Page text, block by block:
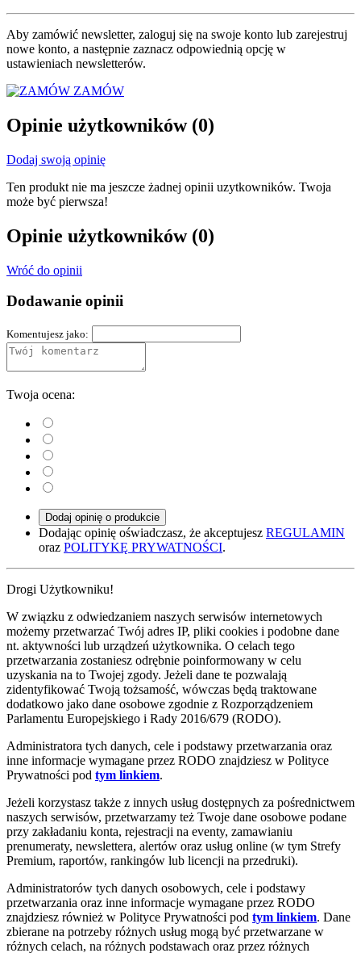
Aby zamówić newsletter, zaloguj się na swoje konto lub zarejestruj
nowe konto, a następnie zaznacz odpowiednią opcję w
ustawieniach newsletterów.
ZAMÓW
Opinie użytkowników (0)
Dodaj swoją opinię
Ten produkt nie ma jeszcze żadnej opinii uzytkowników. Twoja
może być pierwsza!
Opinie użytkowników (0)
Wróć do opinii
Dodawanie opinii
Komentujesz jako:
Twoja ocena:
Dodaj opinię o produkcie
Dodając opinię oświadczasz, że akceptujesz REGULAMIN
oraz POLITYKĘ PRYWATNOŚCI.
Drogi Użytkowniku!
W związku z odwiedzaniem naszych serwisów internetowych
możemy przetwarzać Twój adres IP, pliki cookies i podobne dane
nt. aktywności lub urządzeń użytkownika. O celach tego
przetwarzania zostaniesz odrębnie poinformowany w celu
uzyskania na to Twojej zgody. Jeżeli dane te pozwalają
zidentyfikować Twoją tożsamość, wówczas będą traktowane
dodatkowo jako dane osobowe zgodnie z Rozporządzeniem
Parlamentu Europejskiego i Rady 2016/679 (RODO).
Administratora tych danych, cele i podstawy przetwarzania oraz
inne informacje wymagane przez RODO znajdziesz w Polityce
Prywatności pod tym linkiem.
Jeżeli korzystasz także z innych usług dostępnych za pośrednictwem
naszych serwisów, przetwarzamy też Twoje dane osobowe podane
przy zakładaniu konta, rejestracji na eventy, zamawianiu
prenumeraty, newslettera, alertów oraz usług online (w tym Strefy
Premium, raportów, rankingów lub licencji na przedruki).
Administratorów tych danych osobowych, cele i podstawy
przetwarzania oraz inne informacje wymagane przez RODO
znajdziesz również w Polityce Prywatności pod tym linkiem. Dane
zbierane na potrzeby różnych usług mogą być przetwarzane w
różnych celach, na różnych podstawach oraz przez różnych